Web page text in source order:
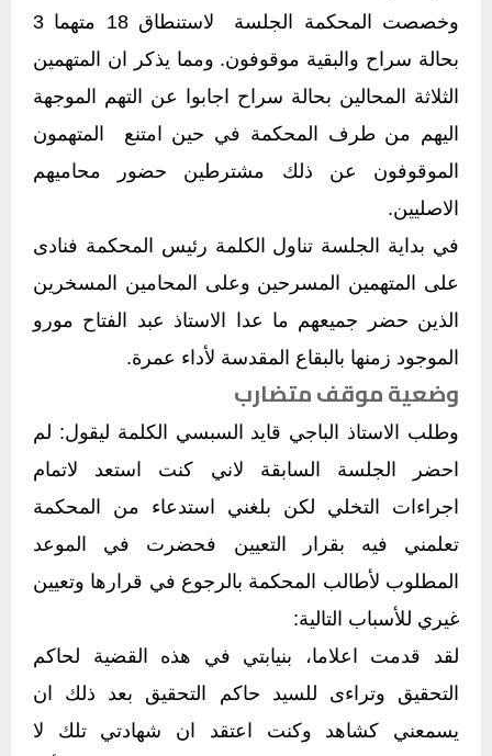
وخصصت المحكمة الجلسة لاستنطاق 18 متهما 3
بحالة سراح والبقية موقوفون. ومما يذكر ان المتهمين
الثلاثة المحالين بحالة سراح اجابوا عن التهم الموجهة
اليهم من طرف المحكمة في حين امتنع المتهمون
الموقوفون عن ذلك مشترطين حضور محاميهم
الاصليين.
في بداية الجلسة تناول الكلمة رئيس المحكمة فنادى
على المتهمين المسرحين وعلى المحامين المسخرين
الذين حضر جميعهم ما عدا الاستاذ عبد الفتاح مورو
الموجود زمنها بالبقاع المقدسة لأداء عمرة.
وضعية موقف متضارب
وطلب الاستاذ الباجي قايد السبسي الكلمة ليقول: لم
احضر الجلسة السابقة لاني كنت استعد لاتمام
اجراءات التخلي لكن بلغني استدعاء من المحكمة
تعلمني فيه بقرار التعيين فحضرت في الموعد
المطلوب لأطالب المحكمة بالرجوع في قرارها وتعيين
غيري للأسباب التالية:
لقد قدمت اعلاما، بنيابتي في هذه القضية لحاكم
التحقيق وتراءى للسيد حاكم التحقيق بعد ذلك ان
يسمعني كشاهد وكنت اعتقد ان شهادتي تلك لا